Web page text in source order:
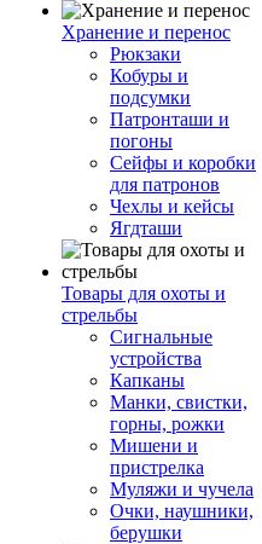
Хранение и перенос
Рюкзаки
Кобуры и
подсумки
Патронташи и
погоны
Сейфы и коробки
для патронов
Чехлы и кейсы
Ягдташи
Товары для охоты и
стрельбы
Сигнальные
устройства
Капканы
Манки, свистки,
горны, рожки
Мишени и
пристрелка
Муляжи и чучела
Очки, наушники,
берушки